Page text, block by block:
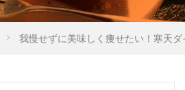
我慢せずに美味しく痩せたい！寒天